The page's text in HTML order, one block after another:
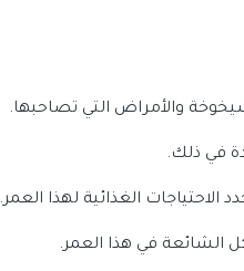
والأمراض التي تصاحبها.
في ذلك.
الغذائية لهذا العمر.
الشائعة في هذا العمر.